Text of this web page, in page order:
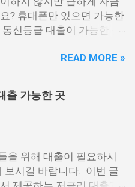
? 휴대폰만 있으면 가능한
신등급 대출이 가능한 곳
? 급히 자금이 필요한 상황
로는 소액 대출을 고려해야
다. 하지만 이직 준비로 인
나 소득 증빙이 어려운 상
폰만 있으면 간편하게 신
통신 등급에 따라 대출이
READ MORE »
출 가능한 곳
을 위해 대출이 필요하시
보시길 바랍니다. 이번 글